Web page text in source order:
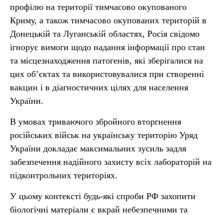
профілю на території тимчасово окупованого
Криму, а також тимчасово окупованих територій в
Донецькій та Луганській областях, Росія свідомо
ігнорує вимоги щодо надання інформації про стан
та місцезнаходження патогенів, які зберігалися на
цих об’єктах та використовувалися при створенні
вакцин і в діагностичних цілях для населення
України.
В умовах триваючого збройного вторгнення
російських військ на українську територію Уряд
України докладає максимальних зусиль задля
забезпечення надійного захисту всіх лабораторій на
підконтрольних територіях.
У цьому контексті будь-які спроби РФ захопити
біологічні матеріали є вкрай небезпечними та